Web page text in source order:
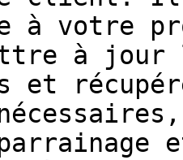
à votre
à
et